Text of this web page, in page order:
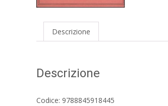
Descrizione
Descrizione
Codice: 9788845918445